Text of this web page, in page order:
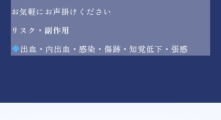
お気軽にお声掛けください
リスク・副作用
出血・内出血・感染・傷跡・知覚低下・張感